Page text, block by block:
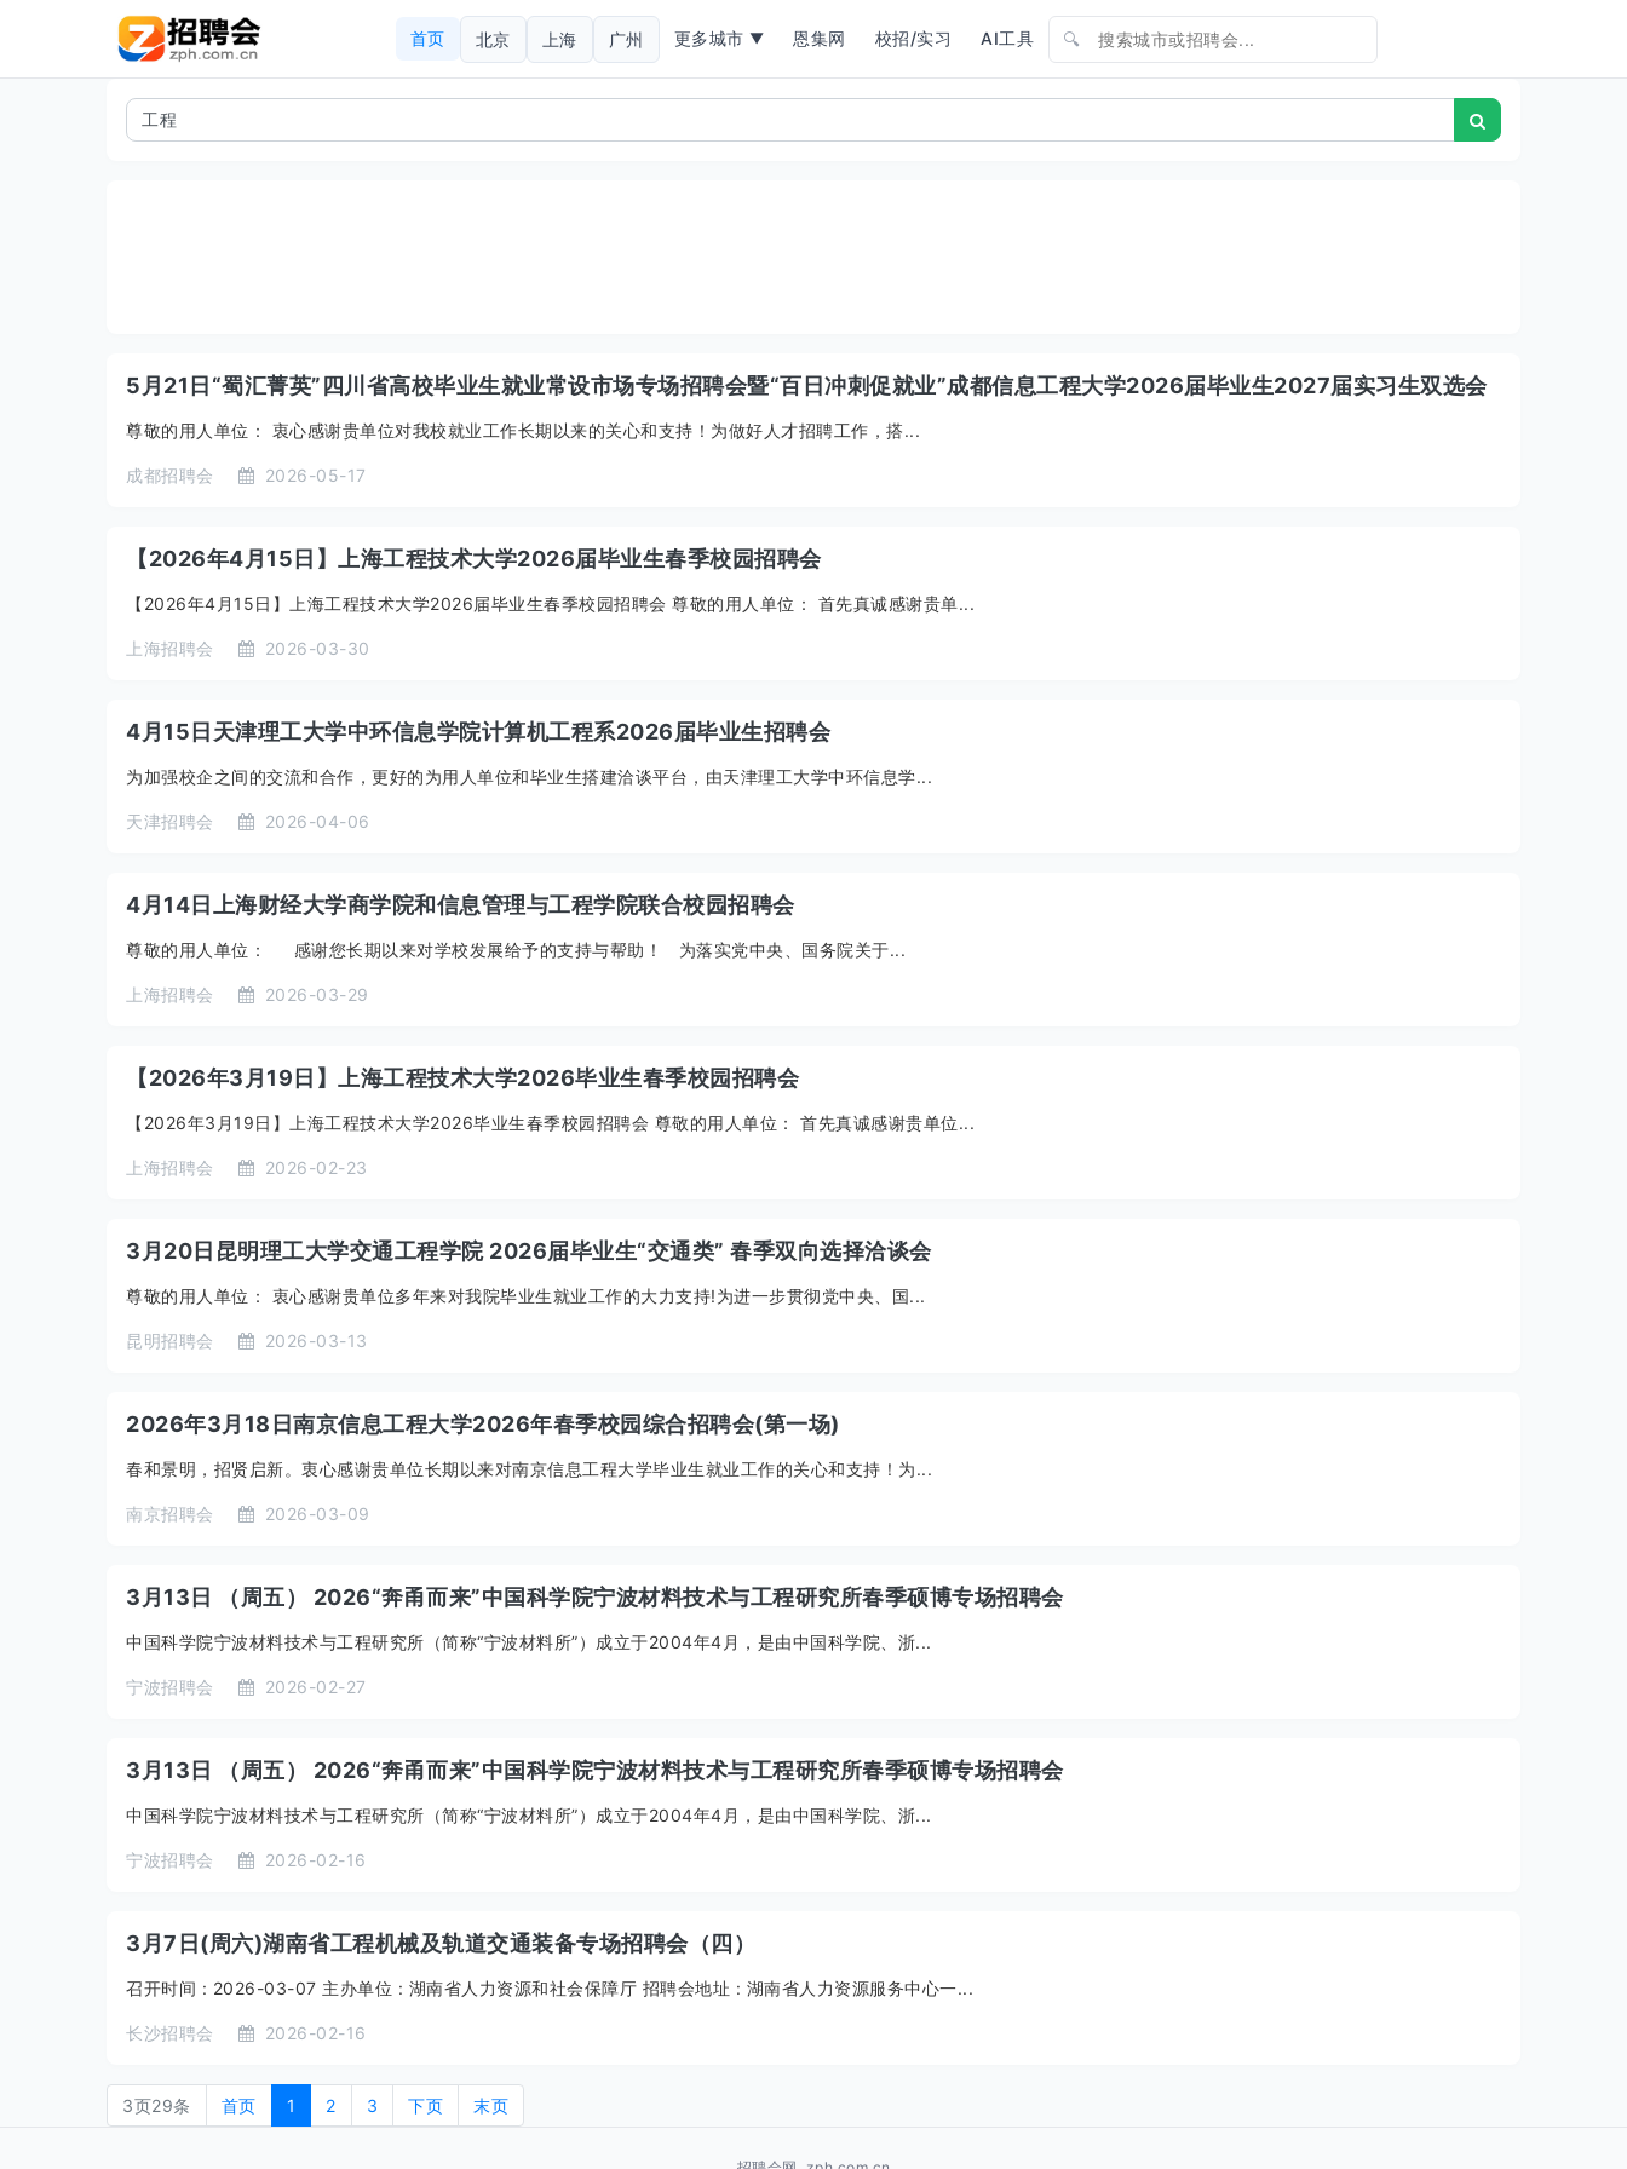
首页 北京 上海 广州 更多城市 ▼ 恩集网 校招/实习 AI工具 🔍
5月21日“蜀汇菁英”四川省高校毕业生就业常设市场专场招聘会暨“百日冲刺促就业”成都信息工程大学2026届毕业生2027届实习生双选会
尊敬的用人单位： 衷心感谢贵单位对我校就业工作长期以来的关心和支持！为做好人才招聘工作，搭...
成都招聘会 2026-05-17
【2026年4月15日】上海工程技术大学2026届毕业生春季校园招聘会
【2026年4月15日】上海工程技术大学2026届毕业生春季校园招聘会 尊敬的用人单位： 首先真诚感谢贵单...
上海招聘会 2026-03-30
4月15日天津理工大学中环信息学院计算机工程系2026届毕业生招聘会
为加强校企之间的交流和合作，更好的为用人单位和毕业生搭建洽谈平台，由天津理工大学中环信息学...
天津招聘会 2026-04-06
4月14日上海财经大学商学院和信息管理与工程学院联合校园招聘会
尊敬的用人单位： 感谢您长期以来对学校发展给予的支持与帮助！ 为落实党中央、国务院关于...
上海招聘会 2026-03-29
【2026年3月19日】上海工程技术大学2026毕业生春季校园招聘会
【2026年3月19日】上海工程技术大学2026毕业生春季校园招聘会 尊敬的用人单位： 首先真诚感谢贵单位...
上海招聘会 2026-02-23
3月20日昆明理工大学交通工程学院 2026届毕业生“交通类” 春季双向选择洽谈会
尊敬的用人单位： 衷心感谢贵单位多年来对我院毕业生就业工作的大力支持!为进一步贯彻党中央、国...
昆明招聘会 2026-03-13
2026年3月18日南京信息工程大学2026年春季校园综合招聘会(第一场)
春和景明，招贤启新。衷心感谢贵单位长期以来对南京信息工程大学毕业生就业工作的关心和支持！为...
南京招聘会 2026-03-09
3月13日 （周五） 2026“奔甬而来”中国科学院宁波材料技术与工程研究所春季硕博专场招聘会
中国科学院宁波材料技术与工程研究所（简称“宁波材料所”）成立于2004年4月，是由中国科学院、浙...
宁波招聘会 2026-02-27
3月13日 （周五） 2026“奔甬而来”中国科学院宁波材料技术与工程研究所春季硕博专场招聘会
中国科学院宁波材料技术与工程研究所（简称“宁波材料所”）成立于2004年4月，是由中国科学院、浙...
宁波招聘会 2026-02-16
3月7日(周六)湖南省工程机械及轨道交通装备专场招聘会（四）
召开时间 : 2026-03-07 主办单位 : 湖南省人力资源和社会保障厅 招聘会地址 : 湖南省人力资源服务中心一...
长沙招聘会 2026-02-16
3页29条 首页 1 2 3 下页 末页